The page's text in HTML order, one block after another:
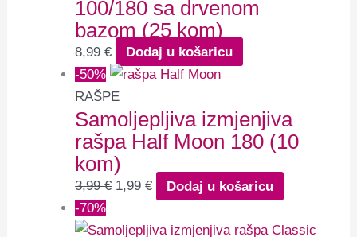
100/180 sa drvenom
bazom (25 kom)
8,99€
Dodaj u košaricu
-50%
RAŠPE
Samoljepljiva izmjenjiva
rašpa Half Moon 180 (10
kom)
3,99€ 1,99€
Dodaj u košaricu
-70%